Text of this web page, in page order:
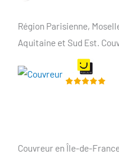
Région Parisienne,
Aquitaine et Sud Est.
Couvreur en Île-de-